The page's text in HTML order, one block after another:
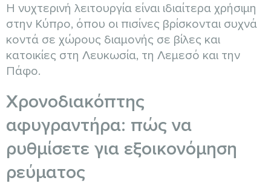
Η νυχτερινή λειτουργία είναι ιδιαίτερα χρήσιμη
στην Κύπρο, όπου οι πισίνες βρίσκονται συχνά
κοντά σε χώρους διαμονής σε βίλες και
κατοικίες στη Λευκωσία, τη Λεμεσό και την
Πάφο.
Χρονοδιακόπτης
αφυγραντήρα: πώς να
ρυθμίσετε για εξοικονόμηση
ρεύματος